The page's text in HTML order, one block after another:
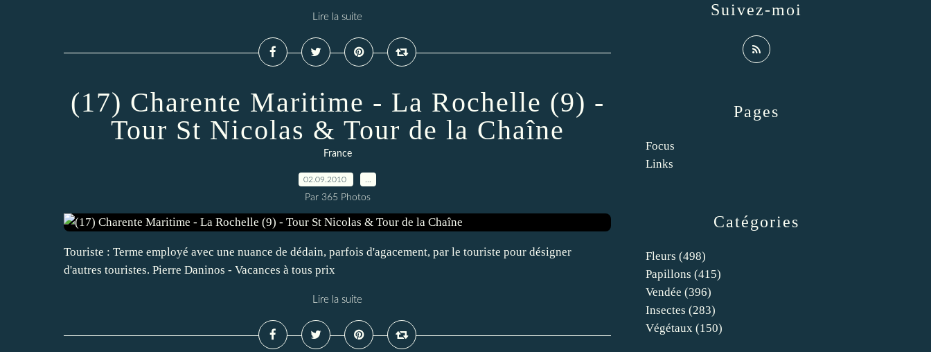
Lire la suite
(17) Charente Maritime - La Rochelle (9) -
Tour St Nicolas & Tour de la Chaîne
France
02.09.2010
Par 365 Photos
Touriste : Terme employé avec une nuance de dédain, parfois d'agacement, par le touriste pour désigner
d'autres touristes. Pierre Daninos - Vacances à tous prix
Lire la suite
Catégories
Fleurs (498)
Papillons (415)
Vendée (396)
Insectes (283)
Végétaux (150)
Pages
Focus
Links
Suivez-moi